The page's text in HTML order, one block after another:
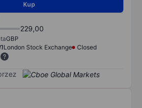
Kup
229,00
GBP
London Stock Exchange
Closed